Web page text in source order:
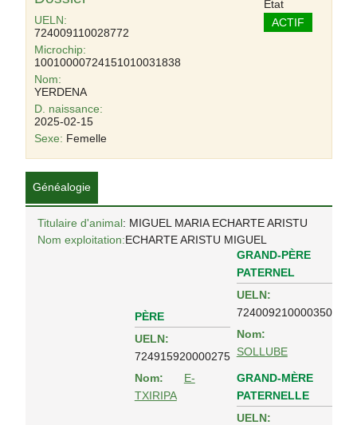
UELN:
724009110028772
Microchip:
10010000724151010031838
Nom:
YERDENA
D. naissance:
2025-02-15
Sexe: Femelle
État
ACTIF
Généalogie
Titulaire d'animal: MIGUEL MARIA ECHARTE ARISTU
Nom exploitation:ECHARTE ARISTU MIGUEL
PÈRE
UELN:
724915920000275
Nom:
E-
TXIRIPA
GRAND-PÈRE
PATERNEL
UELN:
724009210000350
Nom:
SOLLUBE
GRAND-MÈRE
PATERNELLE
UELN: